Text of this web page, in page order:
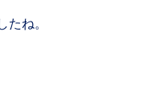
ね。